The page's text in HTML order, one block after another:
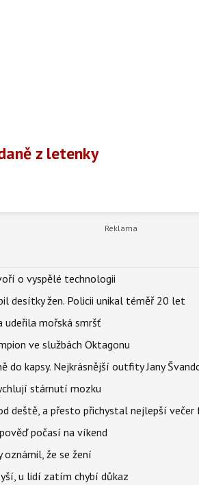
z letenky
o vyspělé technologii
desítky žen. Policii unikal téměř 20 let
udeřila mořská smršť
ve službách Oktagonu
kapsy. Nejkrásnější outfity Jany
stárnutí mozku
deště, a přesto přichystal nejlepší
počasí na víkend
oznámil, že se žení
u lidí zatím chybí důkaz